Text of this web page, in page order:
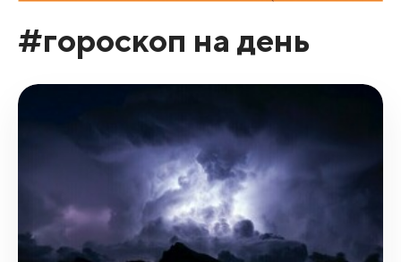
#гороскоп на день